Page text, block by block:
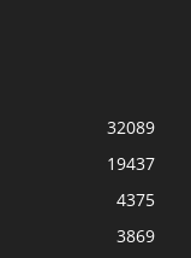
32089
19437
4375
3869